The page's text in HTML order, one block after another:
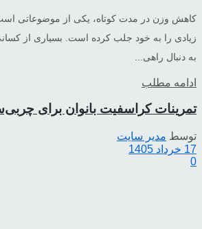
کاهش وزن در مدت کوتاه، یکی از موضوعاتی
زیادی را به خود جلب کرده است. بسیاری از
به دنبال راهی...
ادامه مطلب
تمرینات کراسفیت بانوان برای
توسط مدیر سایت
17 خرداد 1405
0